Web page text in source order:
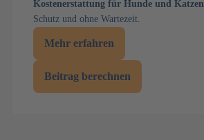
Kostenerstattung für Hunde und Katzen
Schutz und ohne Wartezeit.
Mehr erfahren
Beitrag berechnen